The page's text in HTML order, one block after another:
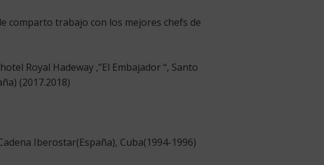
comparto trabajo con los mejores chefs de
Royal Hadeway ,”El Embajador “, Santo
(2017.2018)
Iberostar(España), Cuba(1994-1996)